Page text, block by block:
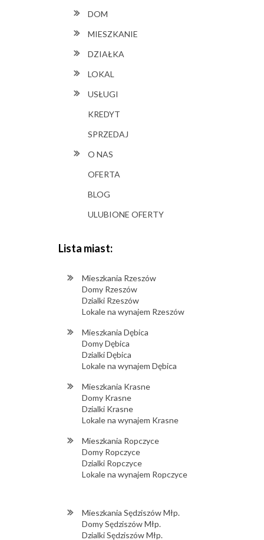
DOM
MIESZKANIE
DZIAŁKA
LOKAL
USŁUGI
KREDYT
SPRZEDAJ
O NAS
OFERTA
BLOG
ULUBIONE OFERTY
Lista miast:
Mieszkania Rzeszów
Domy Rzeszów
Dzialki Rzeszów
Lokale na wynajem Rzeszów
Mieszkania Dębica
Domy Dębica
Dzialki Dębica
Lokale na wynajem Dębica
Mieszkania Krasne
Domy Krasne
Dzialki Krasne
Lokale na wynajem Krasne
Mieszkania Ropczyce
Domy Ropczyce
Dzialki Ropczyce
Lokale na wynajem Ropczyce
Mieszkania Sędziszów Młp.
Domy Sędziszów Młp.
Dzialki Sędziszów Młp.